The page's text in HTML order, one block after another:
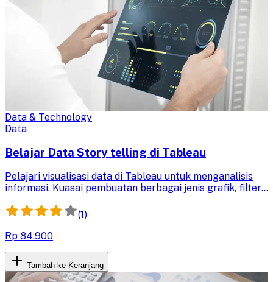
Data & Technology
Data
Belajar Data Story telling di Tableau
Pelajari visualisasi data di Tableau untuk menganalisis
informasi. Kuasai pembuatan berbagai jenis grafik, filter,
insight data secara efektif.
(1)
Rp 84.900
Tambah ke Keranjang